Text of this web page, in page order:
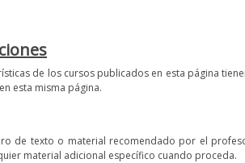
de los cursos publicados en esta página
esta misma página.
de texto o material recomendado por el
material adicional específico cuando proceda.